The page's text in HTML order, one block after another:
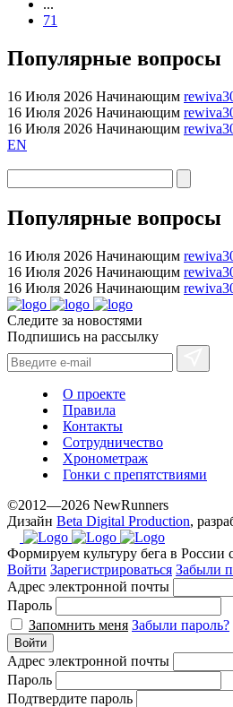
...
71
Популярные вопросы
16 Июля 2026 Начинающим
16 Июля 2026 Начинающим
16 Июля 2026 Начинающим
EN
Популярные вопросы
16 Июля 2026 Начинающим
16 Июля 2026 Начинающим
16 Июля 2026 Начинающим
Следите за новостями
Подпишись на рассылку
О проекте
Правила
Контакты
Сотрудничество
Хронометраж
Гонки с препятствиями
©2012—2026 NewRunners
Дизайн Beta Digital Production,
Формируем культуру бега в России
Войти Зарегистрироваться Забыли
Адрес электронной почты
Пароль
Запомнить меня Забыли пароль?
Войти
Адрес электронной почты
Пароль
Подтвердите пароль